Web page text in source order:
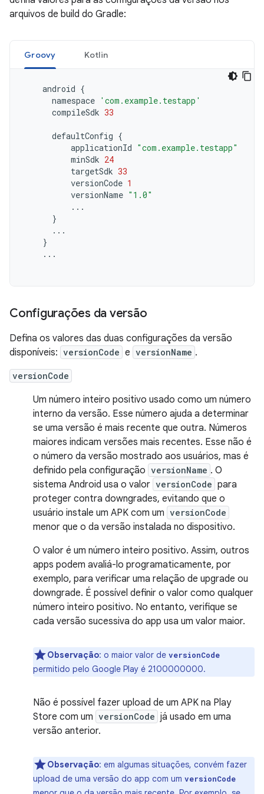
arquivos de build do Gradle:
Groovy Kotlin
android {
namespace 'com.example.testapp'
compileSdk 33
defaultConfig {
applicationId "com.example.testapp"
minSdk 24
targetSdk 33
versionCode 1
versionName "1.0"
...
}
...
}
...
Configurações da versão
Defina os valores das duas configurações da versão
disponíveis: versionCode e versionName .
versionCode
Um número inteiro positivo usado como um número
interno da versão. Esse número ajuda a determinar
se uma versão é mais recente que outra. Números
maiores indicam versões mais recentes. Esse não é
o número da versão mostrado aos usuários, mas é
definido pela configuração versionName . O
sistema Android usa o valor versionCode para
proteger contra downgrades, evitando que o
usuário instale um APK com um versionCode
menor que o da versão instalada no dispositivo.
O valor é um número inteiro positivo. Assim, outros
apps podem avaliá-lo programaticamente, por
exemplo, para verificar uma relação de upgrade ou
downgrade. É possível definir o valor como qualquer
número inteiro positivo. No entanto, verifique se
cada versão sucessiva do app usa um valor maior.
Observação: o maior valor de versionCode
permitido pelo Google Play é 2100000000.
Não é possível fazer upload de um APK na Play
Store com um versionCode já usado em uma
versão anterior.
Observação: em algumas situações, convém fazer
upload de uma versão do app com um versionCode